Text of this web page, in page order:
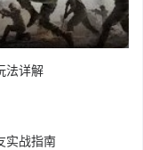
法详解
实战指南